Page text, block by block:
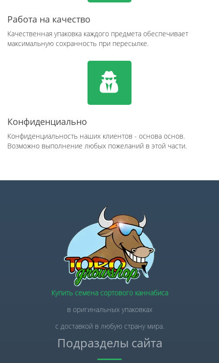
Работа на качество
Качественная упаковка каждого предмета обеспечивает
максимальную сохранность при пересылке.
Конфиденциально
Конфиденциальность наших клиентов - основа основ.
Возможно выполнение любых пожеланий в этой части.
Купить семена сортового каннабиса
в оригинальных упаковках
с доставкой в любую страну мира.
Подразделы сайта